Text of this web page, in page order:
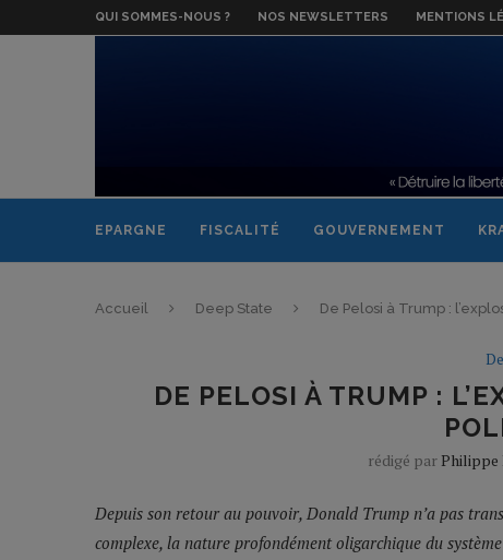
QUI SOMMES-NOUS ? NOS NEWSLETTERS MENTIONS
EPARGNE FISCALITÉ GOUVERNEMENT
Accueil Deep State De Pelosi à Trump :
DE PELOSI À TRUMP :
rédigé par Philippe
Depuis son retour au pouvoir, Donald Trump n’a pas
complexe, la nature profondément oligarchique du